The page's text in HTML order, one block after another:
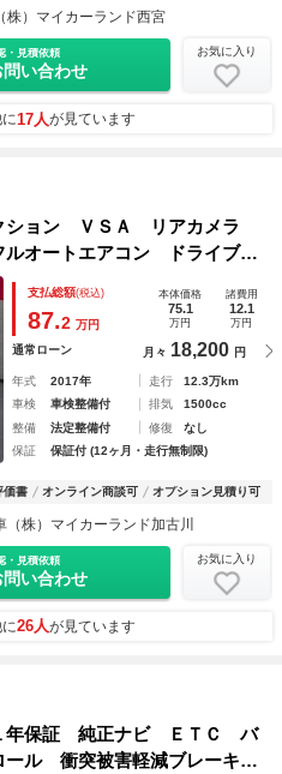
株）マイカーランド西宮
・見積依頼
い合わせ
お気に入り
17人が見ています
ション ＶＳＡ リアカメラ
オートエアコン ドライブレ
トロール ＤＶＤ再生機能
ッシュスタート メモリナ
支払総額(税込)
87.2 万円
本体価格
75.1
万円
諸費用
12.1
万円
通常ローン 月々 18,200 円
年式 2017年 走行
12.3万km
車検
車検整備付 排気
1500cc
整備
法定整備付 修復
なし
保証
保証付 (12ヶ月・走行無制限)
価書 オンライン商談可 オプション見積り可
株）マイカーランド加古川
・見積依頼
い合わせ
お気に入り
26人が見ています
年保証 純正ナビ ＥＴＣ バ
ール 衝突被害軽減ブレーキ